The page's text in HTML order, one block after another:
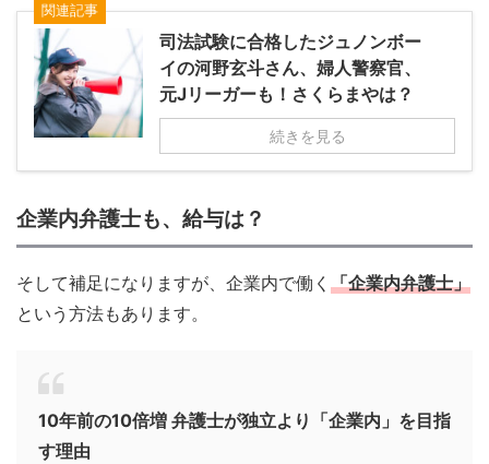
関連記事
司法試験に合格したジュノンボー
イの河野玄斗さん、婦人警察官、
元Jリーガーも！さくらまやは？
続きを見る
企業内弁護士も、給与は？
そして補足になりますが、企業内で働く 「企業内弁護士」
という方法もあります。
10年前の10倍増 弁護士が独立より「企業内」を目指
す理由